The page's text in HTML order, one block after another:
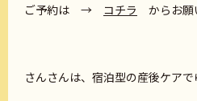
ご予約は → コチラ からお願
さんさんは、宿泊型の産後ケアで